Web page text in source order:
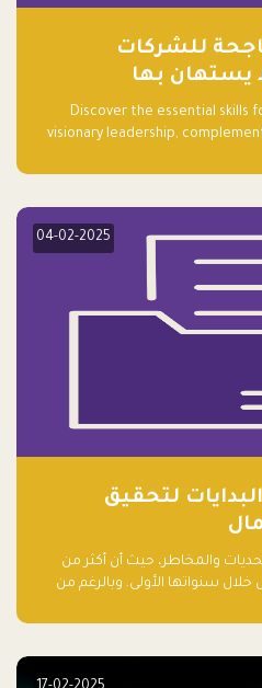
للشركات
يستهان بها
Discover the essential skills
visionary leadership,
elevate your
04-02-2025
لتحقيق
والمخاطر، حيث أن أكثر من
خلال سنواتها الأولى. وبالرغم من
قد تعرقل نجاحهم. في هذا